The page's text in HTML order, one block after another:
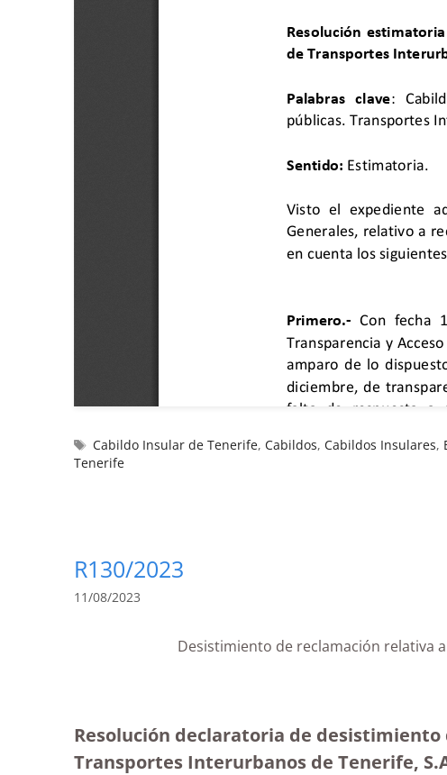
Cabildo Insular de Tenerife,Cabildos,Cabildos Insulares,
Tenerife
R130/2023
11/08/2023
Desistimiento de reclamación relativa
Resolución declaratoria de
Transportes Interurbanos de Tenerife,